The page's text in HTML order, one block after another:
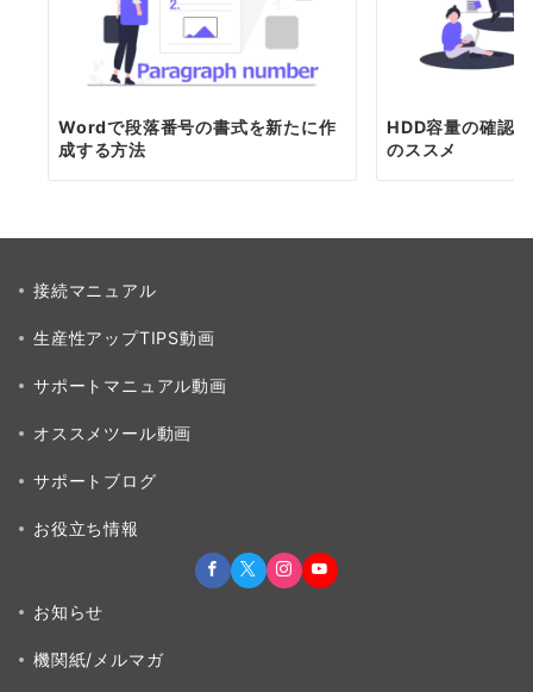
Wordで段落番号の書式を新たに作
成する方法
HDD容量の確認
のススメ
接続マニュアル
生産性アップTIPS動画
サポートマニュアル動画
オススメツール動画
サポートブログ
お役立ち情報
お知らせ
機関紙/メルマガ